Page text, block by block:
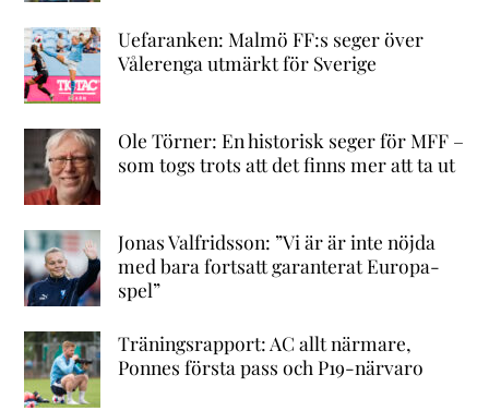
Uefaranken: Malmö FF:s seger över
Vålerenga utmärkt för Sverige
Ole Törner: En historisk seger för MFF –
som togs trots att det finns mer att ta ut
Jonas Valfridsson: ”Vi är är inte nöjda
med bara fortsatt garanterat Europa-
spel”
Träningsrapport: AC allt närmare,
Ponnes första pass och P19-närvaro